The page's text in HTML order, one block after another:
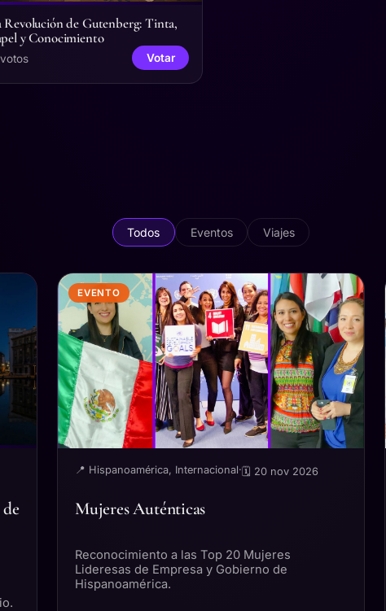
Revolución de Gutenberg: Tinta,
y Conocimiento
votos Votar
Todos Eventos Viajes
EVENTO
📍 Hispanoamérica, Internacional·🗓 20 nov 2026
Mujeres Auténticas
Reconocimiento a las Top 20 Mujeres
Lideresas de Empresa y Gobierno de
Hispanoamérica.